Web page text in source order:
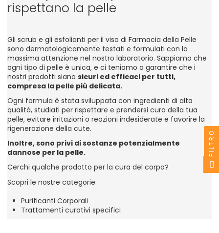
rispettano la pelle
Gli scrub e gli esfolianti per il viso di Farmacia della Pelle
sono dermatologicamente testati e formulati con la
massima attenzione nel nostro laboratorio. Sappiamo che
ogni tipo di pelle è unica, e ci teniamo a garantire che i
nostri prodotti siano sicuri ed efficaci per tutti,
compresa la pelle più delicata.
Ogni formula è stata sviluppata con ingredienti di alta
qualità, studiati per rispettare e prendersi cura della tua
pelle, evitare irritazioni o reazioni indesiderate e favorire la
rigenerazione della cute.
Inoltre, sono privi di sostanze potenzialmente
dannose per la pelle.
Cerchi qualche prodotto per la cura del corpo?
Scopri le nostre categorie:
Purificanti Corporali
Trattamenti curativi specifici
FILTRO